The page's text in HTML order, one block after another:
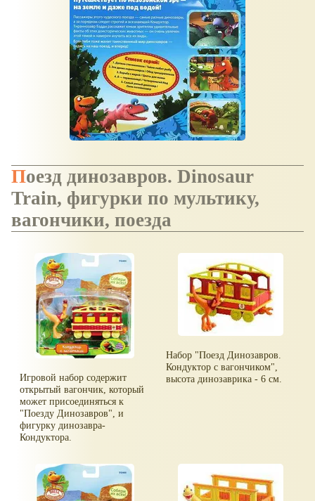
Поезд динозавров. Dinosaur
Train, фигурки по мультику,
вагончики, поезда
Игровой набор содержит
открытый вагончик, который
может присоединяться к
"Поезду Динозавров", и
фигурку динозавра-
Кондуктора.
Набор "Поезд Динозавров.
Кондуктор с вагончиком",
высота динозаврика - 6 см.